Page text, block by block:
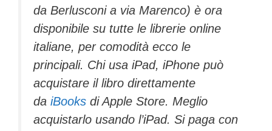
da Berlusconi a via Marenco) è ora
disponibile su tutte le librerie online
italiane, per comodità ecco le
principali. Chi usa iPad, iPhone può
acquistare il libro direttamente
da iBooks di Apple Store. Meglio
acquistarlo usando l’iPad. Si paga con